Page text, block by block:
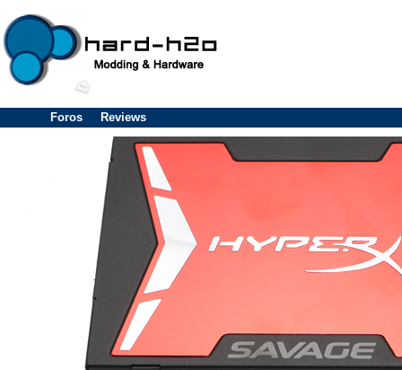
Foros Reviews